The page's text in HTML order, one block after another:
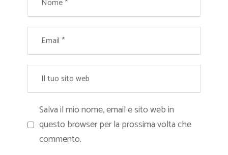
Salva il mio nome, email e sito web in
questo browser per la prossima volta che
commento.